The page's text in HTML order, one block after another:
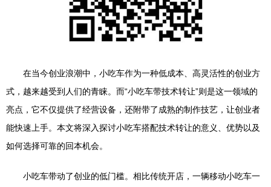
在当今创业浪潮中，小吃车作为一种低成本、高灵活性的创业方
式，越来越受到人们的青睐。而“小吃车带技术转让”则是这一领域的
亮点，它不仅提供了经营设备，还附带了成熟的制作技艺，让创业者
能快速上手。本文将深入探讨小吃车搭配技术转让的意义、优势以及
如何选择可靠的回本机会。
小吃车带动了创业的低门槛。相比传统开店，一辆移动小吃车一